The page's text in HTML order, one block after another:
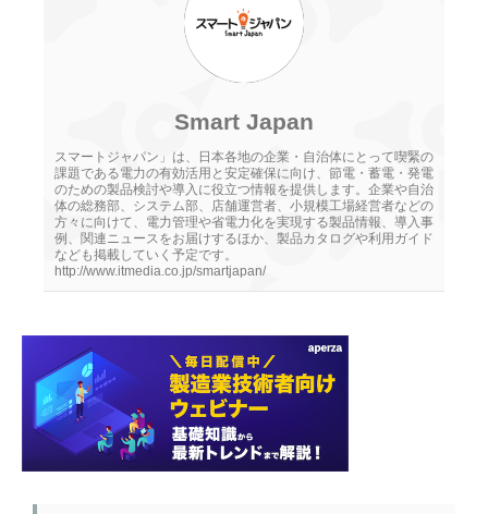
Smart Japan
スマートジャパン」は、日本各地の企業・自治体にとって喫緊の
課題である電力の有効活用と安定確保に向け、節電・蓄電・発電
のための製品検討や導入に役立つ情報を提供します。企業や自治
体の総務部、システム部、店舗運営者、小規模工場経営者などの
方々に向けて、電力管理や省電力化を実現する製品情報、導入事
例、関連ニュースをお届けするほか、製品カタログや利用ガイド
なども掲載していく予定です。
http://www.itmedia.co.jp/smartjapan/